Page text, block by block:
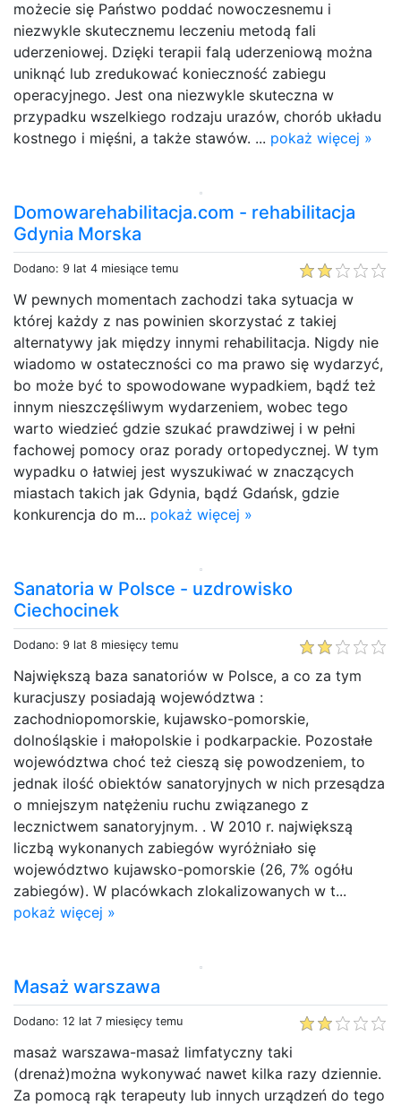
możecie się Państwo poddać nowoczesnemu i
niezwykle skutecznemu leczeniu metodą fali
uderzeniowej. Dzięki terapii falą uderzeniową można
uniknąć lub zredukować konieczność zabiegu
operacyjnego. Jest ona niezwykle skuteczna w
przypadku wszelkiego rodzaju urazów, chorób układu
kostnego i mięśni, a także stawów. ... pokaż więcej »
Domowarehabilitacja.com - rehabilitacja
Gdynia Morska
Dodano: 9 lat 4 miesiące temu
W pewnych momentach zachodzi taka sytuacja w
której każdy z nas powinien skorzystać z takiej
alternatywy jak między innymi rehabilitacja. Nigdy nie
wiadomo w ostateczności co ma prawo się wydarzyć,
bo może być to spowodowane wypadkiem, bądź też
innym nieszczęśliwym wydarzeniem, wobec tego
warto wiedzieć gdzie szukać prawdziwej i w pełni
fachowej pomocy oraz porady ortopedycznej. W tym
wypadku o łatwiej jest wyszukiwać w znaczących
miastach takich jak Gdynia, bądź Gdańsk, gdzie
konkurencja do m... pokaż więcej »
Sanatoria w Polsce - uzdrowisko
Ciechocinek
Dodano: 9 lat 8 miesięcy temu
Największą baza sanatoriów w Polsce, a co za tym
kuracjuszy posiadają województwa :
zachodniopomorskie, kujawsko-pomorskie,
dolnośląskie i małopolskie i podkarpackie. Pozostałe
województwa choć też cieszą się powodzeniem, to
jednak ilość obiektów sanatoryjnych w nich przesądza
o mniejszym natężeniu ruchu związanego z
lecznictwem sanatoryjnym. . W 2010 r. największą
liczbą wykonanych zabiegów wyróżniało się
województwo kujawsko-pomorskie (26, 7% ogółu
zabiegów). W placówkach zlokalizowanych w t...
pokaż więcej »
Masaż warszawa
Dodano: 12 lat 7 miesięcy temu
masaż warszawa-masaż limfatyczny taki
(drenaż)można wykonywać nawet kilka razy dziennie.
Za pomocą rąk terapeuty lub innych urządzeń do tego